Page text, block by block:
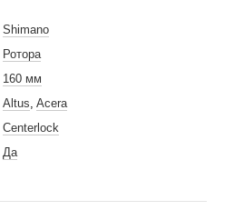
Shimano
Ротора
160 мм
Altus, Acera
Centerlock
Да